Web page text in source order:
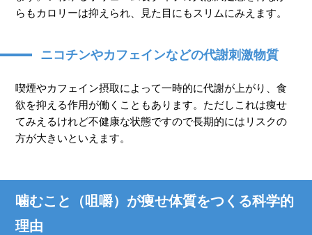
らもカロリーは抑えられ、見た目にもスリムにみえます。
ニコチンやカフェインなどの代謝刺激物質
喫煙やカフェイン摂取によって一時的に代謝が上がり、食
欲を抑える作用が働くこともあります。ただしこれは痩せ
てみえるけれど不健康な状態ですので長期的にはリスクの
方が大きいといえます。
噛むこと（咀嚼）が痩せ体質をつくる科学的
理由